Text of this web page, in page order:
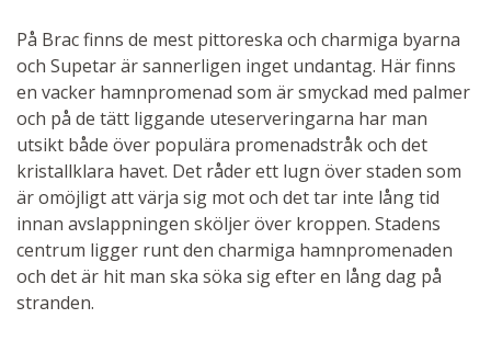
På Brac finns de mest pittoreska och charmiga byarna
och Supetar är sannerligen inget undantag. Här finns
en vacker hamnpromenad som är smyckad med palmer
och på de tätt liggande uteserveringarna har man
utsikt både över populära promenadstråk och det
kristallklara havet. Det råder ett lugn över staden som
är omöjligt att värja sig mot och det tar inte lång tid
innan avslappningen sköljer över kroppen. Stadens
centrum ligger runt den charmiga hamnpromenaden
och det är hit man ska söka sig efter en lång dag på
stranden.